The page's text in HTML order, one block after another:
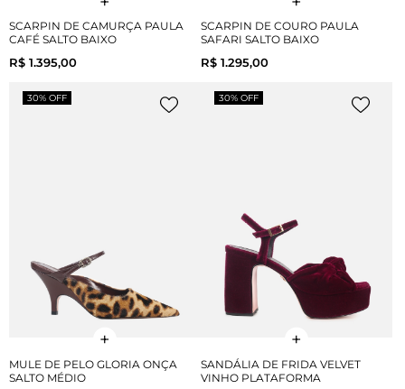
SCARPIN DE CAMURÇA PAULA
CAFÉ SALTO BAIXO
R$ 1.395,00
SCARPIN DE COURO PAULA
SAFARI SALTO BAIXO
R$ 1.295,00
30% OFF
MULE DE PELO GLORIA ONÇA
SALTO MÉDIO
30% OFF
SANDÁLIA DE FRIDA VELVET
VINHO PLATAFORMA